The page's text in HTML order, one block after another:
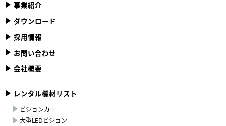
事業紹介
ダウンロード
採用情報
お問い合わせ
会社概要
レンタル機材リスト
ビジョンカー
大型LEDビジョン